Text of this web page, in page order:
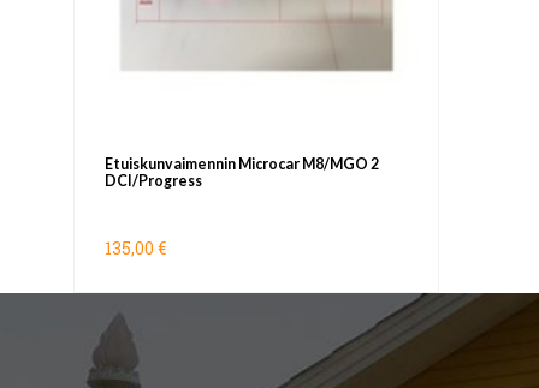
Etuiskunvaimennin Microcar M8/MGO 2
DCI/Progress
135,00 €